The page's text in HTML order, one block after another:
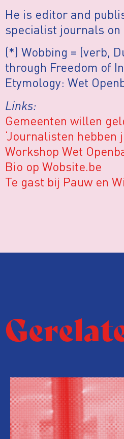
He is editor and
specialist journals
(*) Wobbing = (verb,
through Freedom of
Etymology: Wet
Links:
Gemeenten willen
‘Journalisten hebben
Workshop Wet
Bio op Wobsite.be
Te gast bij Pauw en